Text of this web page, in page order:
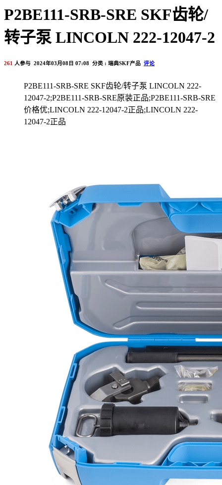
P2BE111-SRB-SRE SKF齿轮/
转子泵 LINCOLN 222-12047-2
261 人参与 2024年03月08日 07:08 分类 : 瑞典SKF产品 评论
P2BE111-SRB-SRE SKF齿轮/转子泵 LINCOLN 222-
12047-2;P2BE111-SRB-SRE原装正品;P2BE111-SRB-SRE
价格优;LINCOLN 222-12047-2正品;LINCOLN 222-
12047-2正品